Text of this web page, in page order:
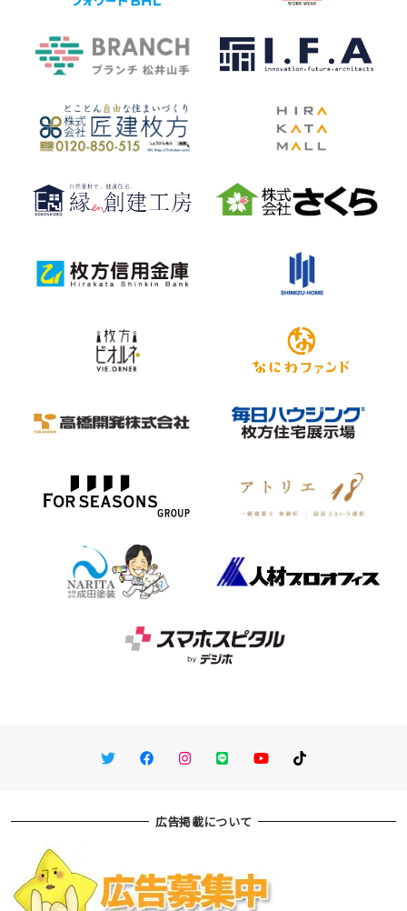
TwitterFacebookInstagram
LINE You TubeTikTok
広告掲載について